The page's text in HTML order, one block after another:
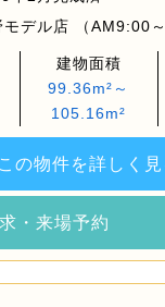
モデル店 （AM9:00
建物面積
99.36m²～
105.16m²
この物件を詳しく見
・来場予約